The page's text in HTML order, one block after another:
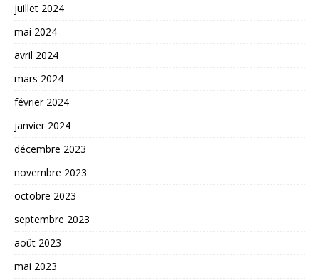
juillet 2024
mai 2024
avril 2024
mars 2024
février 2024
janvier 2024
décembre 2023
novembre 2023
octobre 2023
septembre 2023
août 2023
mai 2023